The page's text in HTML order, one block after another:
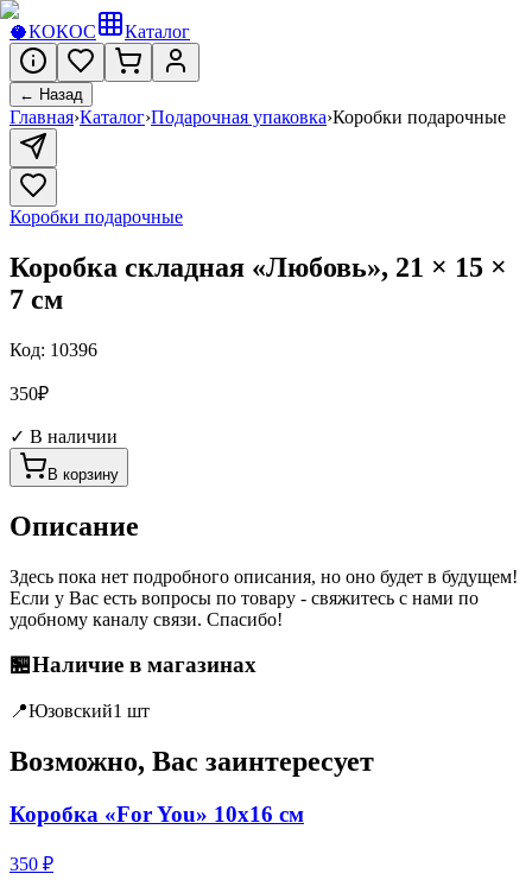
🥥КОКОС Каталог
← Назад
Главная›Каталог›Подарочная упаковка›Коробки подарочные
Коробки подарочные
Коробка складная «Любовь», 21 × 15 ×
7 см
Код: 10396
350₽
✓ В наличии
В корзину
Описание
Здесь пока нет подробного описания, но оно будет в будущем!
Если у Вас есть вопросы по товару - свяжитесь с нами по
удобному каналу связи. Спасибо!
🏪Наличие в магазинах
📍Юзовский1 шт
Возможно, Вас заинтересует
Коробка «For You» 10x16 см
350 ₽